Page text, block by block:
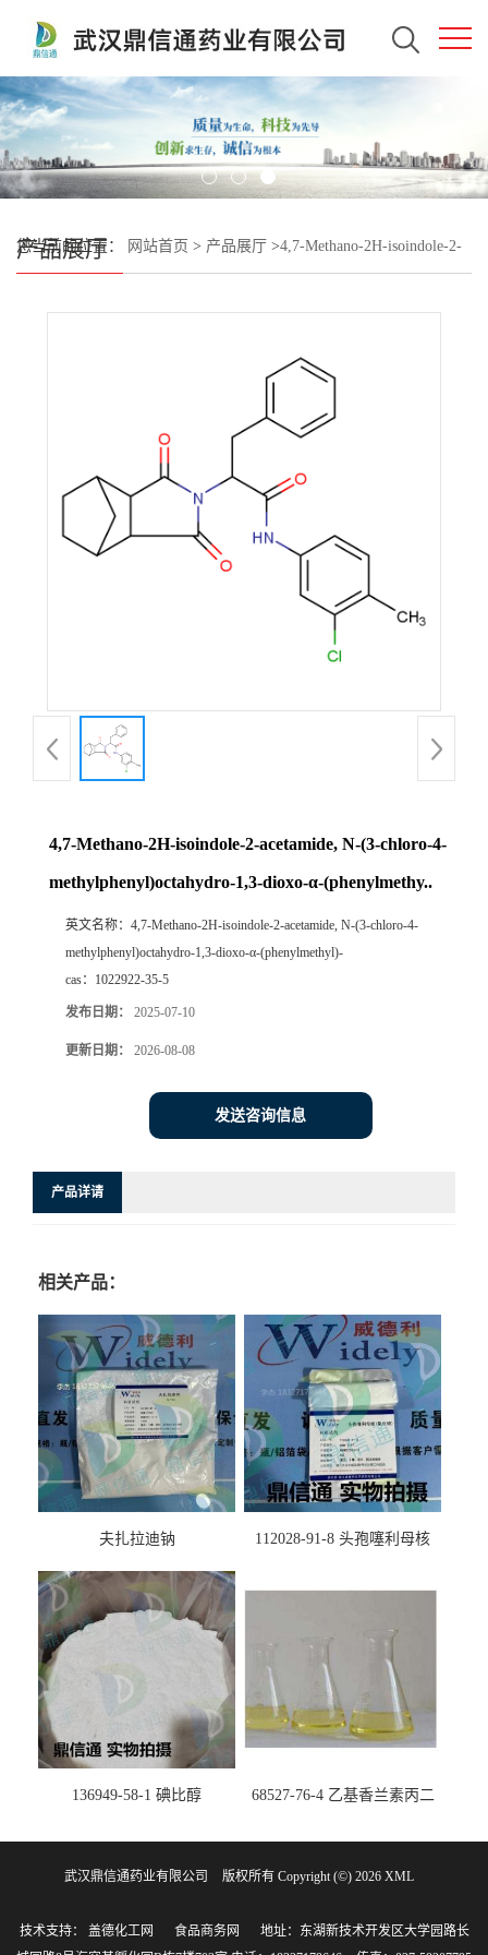
产品展厅
您当前的位置： 网站首页 > 产品展厅 >4,7-Methano-2H-isoindole-2-
4,7-Methano-2H-isoindole-2-acetamide, N-(3-chloro-4-
methylphenyl)octahydro-1,3-dioxo-α-(phenylmethy..
英文名称： 4,7-Methano-2H-isoindole-2-acetamide, N-(3-chloro-4-
methylphenyl)octahydro-1,3-dioxo-α-(phenylmethyl)-
cas： 1022922-35-5
发布日期： 2025-07-10
更新日期： 2026-08-08
发送咨询信息
产品详请
相关产品：
夫扎拉迪钠
112028-91-8 头孢噻利母核
136949-58-1 碘比醇
68527-76-4 乙基香兰素丙二
剂 -香精香料 -鼎信通李杰
武汉鼎信通药业有限公司 版权所有 Copyright (©) 2026 XML
技术支持： 盖德化工网 食品商务网
地址：东湖新技术开发区大学园路长